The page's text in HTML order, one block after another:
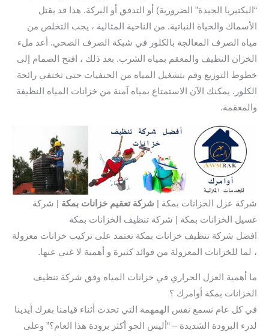
“البكتيريا الجيدة” الضرورية) أو التدفق أو البركة. هذا قد يقتل
الأسماك والحياة النباتية. من الناحية المثالية ، يجب التخلص من
مياه الصرف المعالجة بالكلور في شبكة الصرف الصحي. أعد ملء
الخزان النظيف والمعقم بمياه الشرب. بعد ذلك ، افتح الصمام إلى
خطوط التوزيع وقم بتشغيل المياه من الحنفيات حتى تختفي رائحة
الكلور. يمكنك الآن الاستمتاع بمياه آمنة من خزانات المياه النظيفة
والمعقمة.
شركة عزل الخزانات بمكة | شركة تعقيم خزانات بمكة | شركة
غسيل الخزانات بمكة | شركة تنظيف الخزانات بمكة
افضل شركة تنظيف خزانات بمكة تعتمد على تركيب خزانات معزولة
، لما للخزانات المعزولة من فوائد كثيرة و أهمية لا غني عنها.
ما أهمية العزل الحراري في خزانات المياه وفق شركة تنظيف
الخزانات بمكة أوامرك ؟
في كل عام نسمع نفس الهمهمة التي تحدث أثناء قيامنا بفرك أيدينا
لدرء البرودة الشديدة – “أليس الجو أكثر برودة هذا العام؟” وعلى